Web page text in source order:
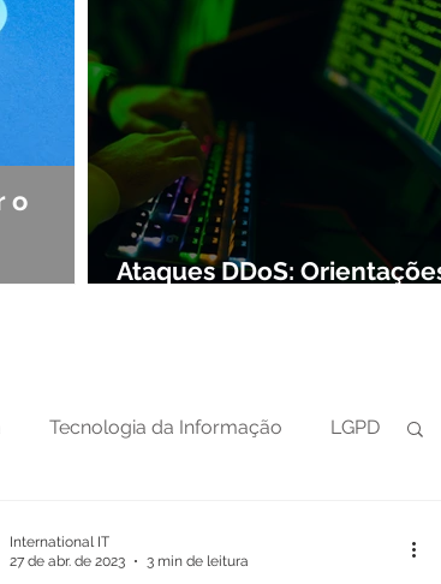
Ataques DDoS:
o
Observabilidade e NOC:
Segurança de Redes
Tecnologia da Informação LGPD
International IT
27 de abr. de 2023
3 min de leitura